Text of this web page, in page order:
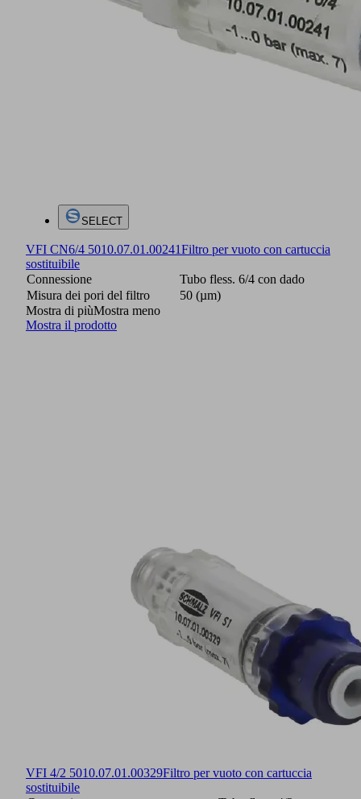
SELECT
VFI CN6/4 5010.07.01.00241Filtro per vuoto con cartuccia
sostituibile
Connessione
Tubo fless. 6/4 con dado
Misura dei pori del filtro
50 (µm)
Mostra di piùMostra meno
Mostra il prodotto
VFI 4/2 5010.07.01.00329Filtro per vuoto con cartuccia
sostituibile